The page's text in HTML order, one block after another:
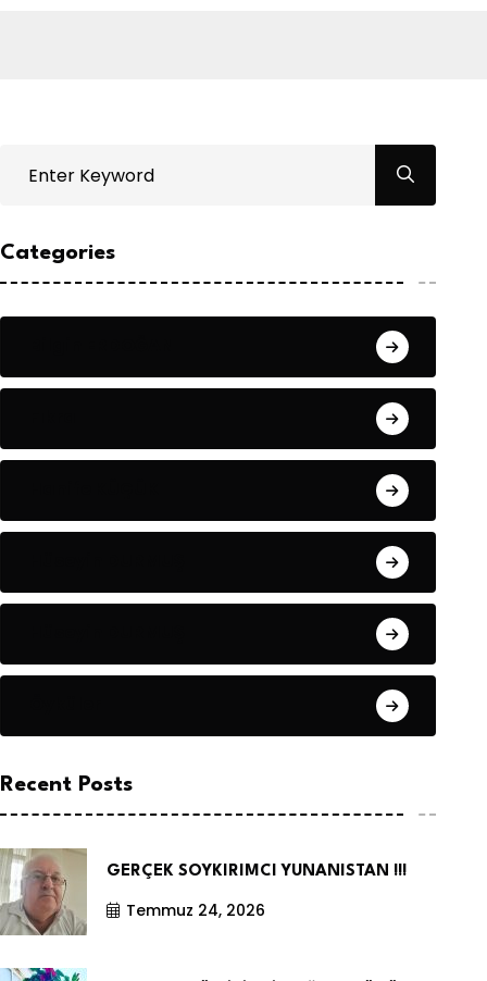
Categories
Recent Posts
GERÇEK SOYKIRIMCI YUNANISTAN !!!
Temmuz 24, 2026